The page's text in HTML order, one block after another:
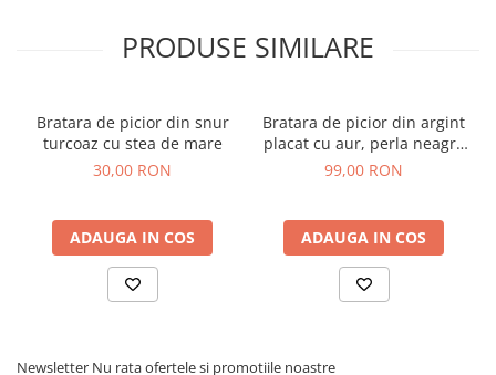
PRODUSE SIMILARE
Bratara de picior din snur
turcoaz cu stea de mare
30,00 RON
ADAUGA IN COS
Bratara de picior din argint
placat cu aur, perla neagra
de cultura, 22-27 cm
99,00 RON
ADAUGA IN COS
Newsletter Nu rata ofertele si promotiile noastre